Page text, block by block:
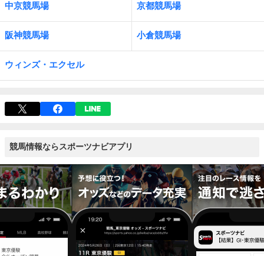
中京競馬場 京都競馬場
阪神競馬場 小倉競馬場
ウィンズ・エクセル
競馬情報ならスポーツナビアプリ